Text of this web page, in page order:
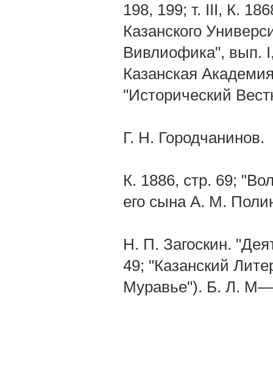
198, 199; т. III, К.
Казанского
Вивлиофика", вып.
Казанская
"Исторический
Г. Н. Городчанинов.
К. 1886, стр. 69;
его сына А. М.
Н. П. Загоскин.
49; "Казанский
Муравье"). Б. Л.